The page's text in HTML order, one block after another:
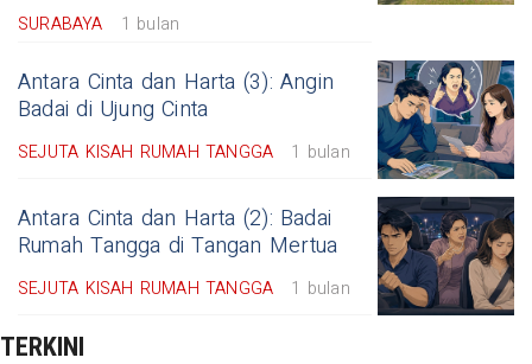
SURABAYA 1 bulan
Antara Cinta dan Harta (3): Angin
Badai di Ujung Cinta
SEJUTA KISAH RUMAH TANGGA 1 bulan
Antara Cinta dan Harta (2): Badai
Rumah Tangga di Tangan Mertua
SEJUTA KISAH RUMAH TANGGA 1 bulan
TERKINI